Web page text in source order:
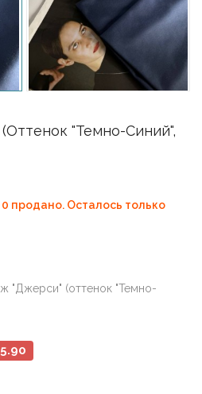
"Темно-Синий",
0 продано. Осталось только
"Джерси" (оттенок "Темно-